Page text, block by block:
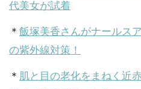
代美女が試着
＊ 飯塚美香さんがナールス
の紫外線対策！
＊ 肌と目の老化をまねく近